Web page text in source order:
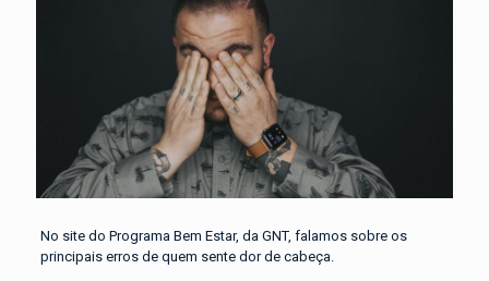
No site do Programa Bem Estar, da GNT, falamos sobre os
principais erros de quem sente dor de cabeça.